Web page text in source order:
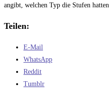
angibt, welchen Typ die Stufen hatten.
Teilen:
E-Mail
WhatsApp
Reddit
Tumblr